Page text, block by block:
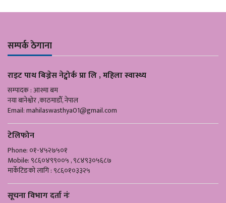
सम्पर्क ठेगाना
राइट पाथ बिज्नेस नेट्वोर्क प्रा लि , महिला स्वास्थ्य
सम्पादक : आश्मा बम
नया बानेश्वोर ,काठमाडौँ, नेपाल
Email:mahilaswasthya01@gmail.com
टेलिफोन
Phone: ०१-४५२७५०१
Mobile: ९८६०४९९००५ , ९८४९३०५६८७
मार्केटिङको लागि : ९८६०१०३३२५
सूचना विभाग दर्ता नंः